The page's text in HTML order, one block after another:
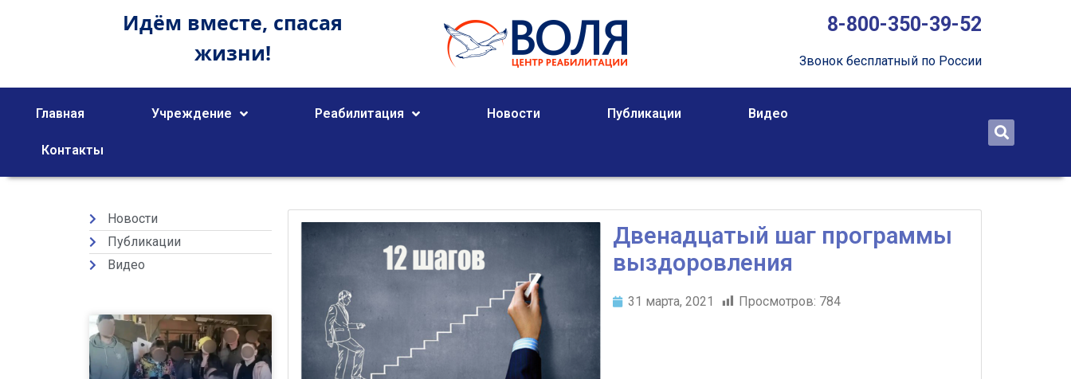
Идём вместе, спасая
жизни!
8-800-350-39-52
Звонок бесплатный по России
Главная Учреждение Реабилитация Новости Публикации Видео
Контакты
Новости
Публикации
Видео
Двенадцатый шаг программы
выздоровления
31 марта, 2021 Просмотров: 784